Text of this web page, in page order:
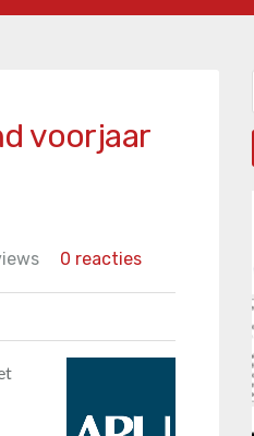
voorjaar
0 reacties